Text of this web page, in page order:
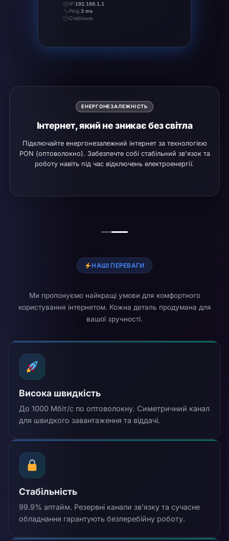
IP:192.168.1.1
Ping:3 ms
Стабільне
ЕНЕРГОНЕЗАЛЕЖНІСТЬ
Інтернет, який не зникає без світла
Підключайте енергонезалежний інтернет за технологією
PON (оптоволокно). Забезпечте собі стабільний зв'язок та
роботу навіть під час відключень електроенергії.
НАШІ ПЕРЕВАГИ
Ми пропонуємо найкращі умови для комфортного
користування інтернетом. Кожна деталь продумана для
вашої зручності.
Висока швидкість
До 1000 Мбіт/с по оптоволокну. Симетричний канал
для швидкого завантаження та віддачі.
Стабільність
99.9% аптайм. Резервні канали зв'язку та сучасне
обладнання гарантують безперебійну роботу.